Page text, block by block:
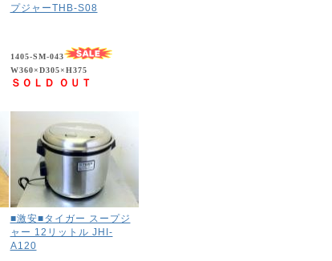
プジャーTHB-S08
1405-SM-043
W360×D305×H375
ＳＯＬＤ ＯＵＴ
■激安■タイガー スープジ
ャー 12リットル JHI-
A120